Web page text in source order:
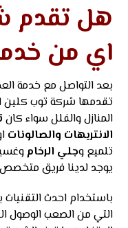
هل تقدم
اي من
بعد التواصل مع خدمة
تقدمها شركة توب
المنازل والفلل سواء كان
الانتريهات والصالونات
تلميع وجلي الرخام
يوجد لدينا فريق
باستخدام احدث التقنيات
التي من الصعب الوصول